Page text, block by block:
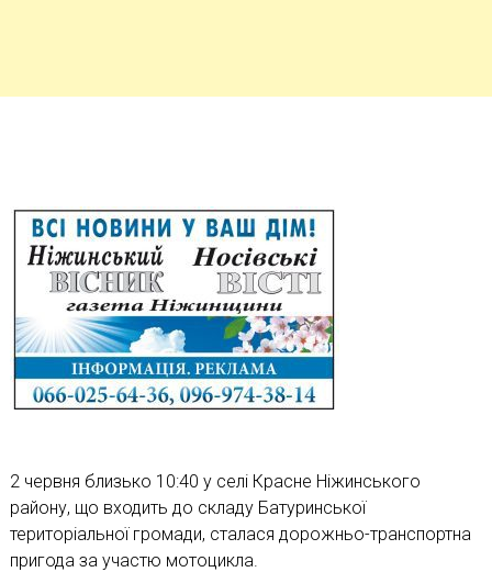
2 червня близько 10:40 у селі Красне Ніжинського
району, що входить до складу Батуринської
територіальної громади, сталася дорожньо-транспортна
пригода за участю мотоцикла.